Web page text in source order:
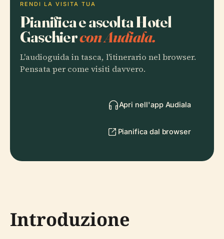
RENDI LA VISITA TUA
Pianifica e ascolta Hotel
Gaschiercon Audiala.
L'audioguida in tasca, l'itinerario nel browser.
Pensata per come visiti davvero.
Apri nell'app Audiala
Pianifica dal browser
Introduzione